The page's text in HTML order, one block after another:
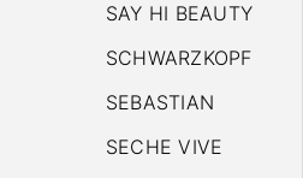
SAY HI BEAUTY
SCHWARZKOPF
SEBASTIAN
SECHE VIVE